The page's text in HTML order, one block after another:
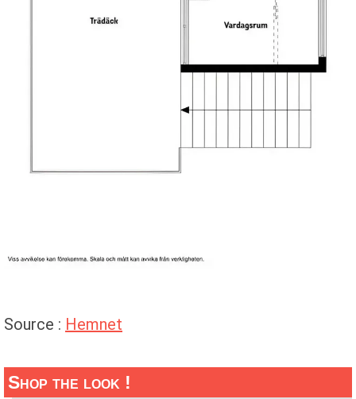
Source : Hemnet
Shop the look !